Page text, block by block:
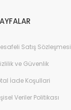
Satış Sözleşmesi
ve Güvenlik
İade Koşullari
Veriler Politikası